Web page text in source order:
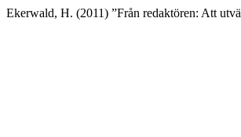
Ekerwald, H. (2011) ”Från redaktören: Att